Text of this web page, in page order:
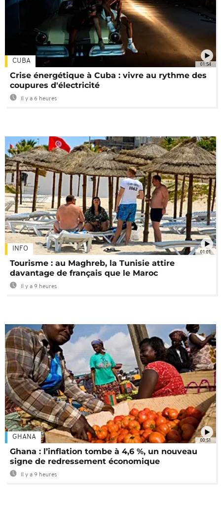
01:54
CUBA
Crise énergétique à Cuba : vivre au rythme des
coupures d'électricité
Il y a 6 heures
01:01
INFO
Tourisme : au Maghreb, la Tunisie attire
davantage de français que le Maroc
Il y a 9 heures
00:51
GHANA
Ghana : l’inflation tombe à 4,6 %, un nouveau
signe de redressement économique
Il y a 9 heures